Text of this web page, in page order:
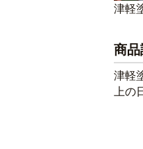
津軽
商
津軽
上の